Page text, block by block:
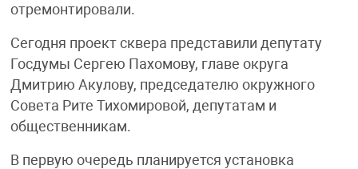
отремонтировали.
Сегодня проект сквера представили депутату
Госдумы Сергею Пахомову, главе округа
Дмитрию Акулову, председателю окружного
Совета Рите Тихомировой, депутатам и
общественникам.
В первую очередь планируется установка